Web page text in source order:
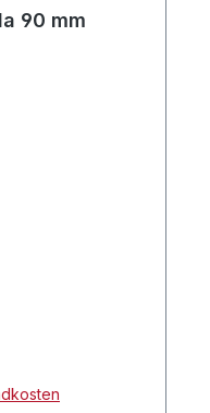
90 mm